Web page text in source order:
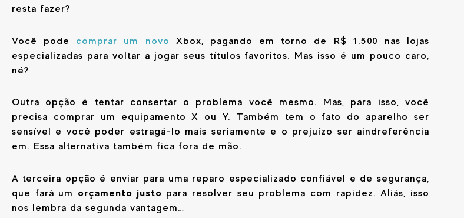
resta fazer?
Você pode comprar um novo Xbox, pagando em torno de R$ 1.500 nas lojas
especializadas para voltar a jogar seus títulos favoritos. Mas isso é um pouco caro,
né?
Outra opção é tentar consertar o problema você mesmo. Mas, para isso, você
precisa comprar um equipamento X ou Y. Também tem o fato do aparelho ser
sensível e você poder estragá-lo mais seriamente e o prejuízo ser aindreferência
em. Essa alternativa também fica fora de mão.
A terceira opção é enviar para uma reparo especializado confiável e de segurança,
que fará um orçamento justo para resolver seu problema com rapidez. Aliás, isso
nos lembra da segunda vantagem…